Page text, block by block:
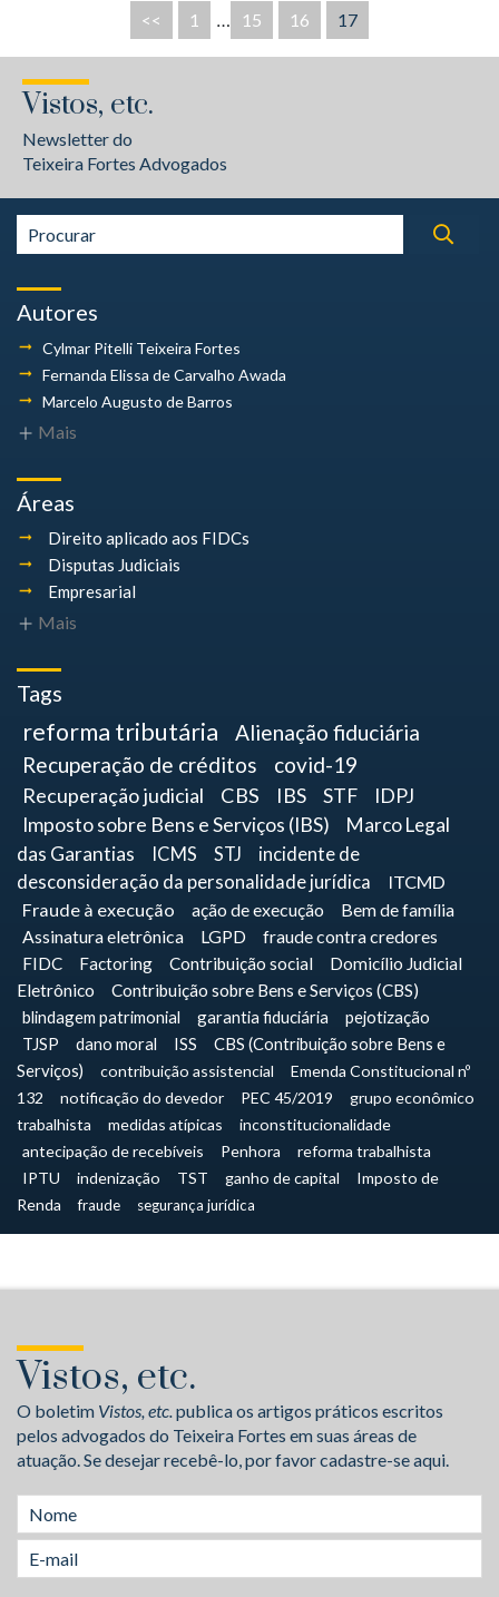
<< 1 … 15 16 17
Vistos, etc.
Newsletter do
Teixeira Fortes Advogados
Autores
Cylmar Pitelli Teixeira Fortes
Fernanda Elissa de Carvalho Awada
Marcelo Augusto de Barros
Mais
Áreas
Direito aplicado aos FIDCs
Disputas Judiciais
Empresarial
Mais
Tags
reforma tributária
Alienação fiduciária
Recuperação de créditos
covid-19
Recuperação judicial CBS IBS STF
IDPJ
Imposto sobre Bens e Serviços (IBS)
Marco Legal
das Garantias
ICMS STJ
incidente de
desconsideração da personalidade jurídica
ITCMD
Fraude à execução
ação de execução
Bem de família
Assinatura eletrônica
LGPD fraude contra credores
FIDC Factoring Contribuição social
Domicílio Judicial
Eletrônico
Contribuição sobre Bens e Serviços (CBS)
blindagem patrimonial
garantia fiduciária
pejotização
TJSP
dano moral ISS
CBS (Contribuição sobre Bens e
Serviços)
contribuição assistencial
Emenda Constitucional nº
132
notificação do devedor PEC 45/2019
grupo econômico
trabalhista
medidas atípicas
inconstitucionalidade
antecipação de recebíveis
Penhora
reforma trabalhista
IPTU
indenização TST ganho de capital
Imposto de
Renda
fraude segurança jurídica
Vistos, etc.
O boletim Vistos, etc.publica os artigos práticos escritos
pelos advogados do Teixeira Fortes em suas áreas de
atuação. Se desejar recebê-lo, por favor cadastre-se aqui.